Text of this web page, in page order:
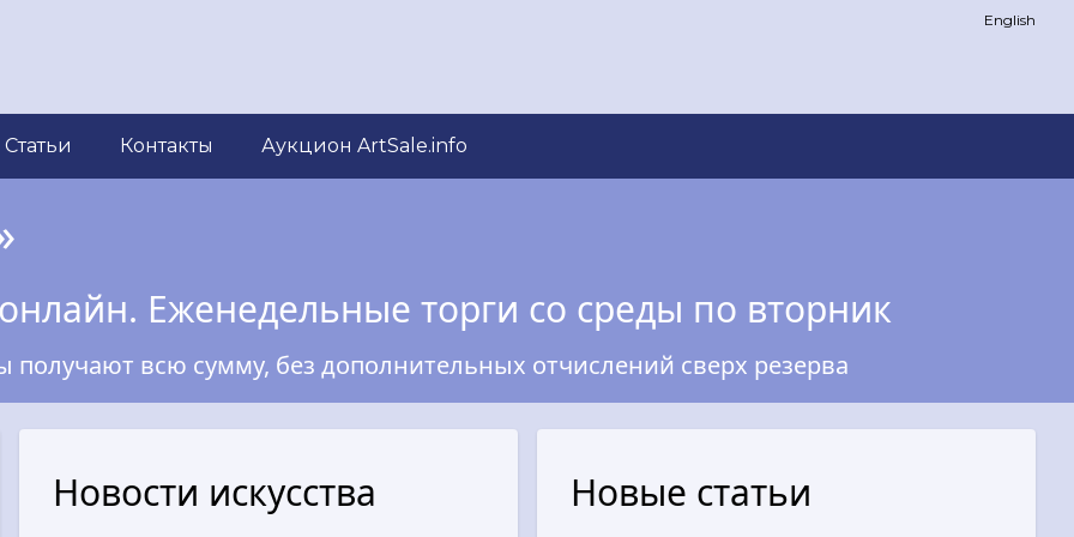
English
Статьи Контакты Аукцион ArtSale.info
Еженедельные торги со среды по вторник
всю сумму, без дополнительных отчислений сверх резерва
Новости искусства Новые статьи